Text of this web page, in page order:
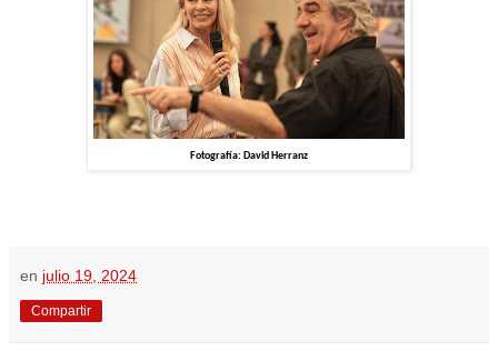
Fotografía: David Herranz
en julio 19, 2024
Compartir